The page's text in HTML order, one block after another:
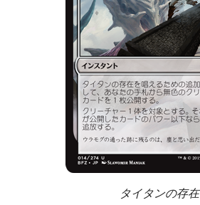
タイタンの存在